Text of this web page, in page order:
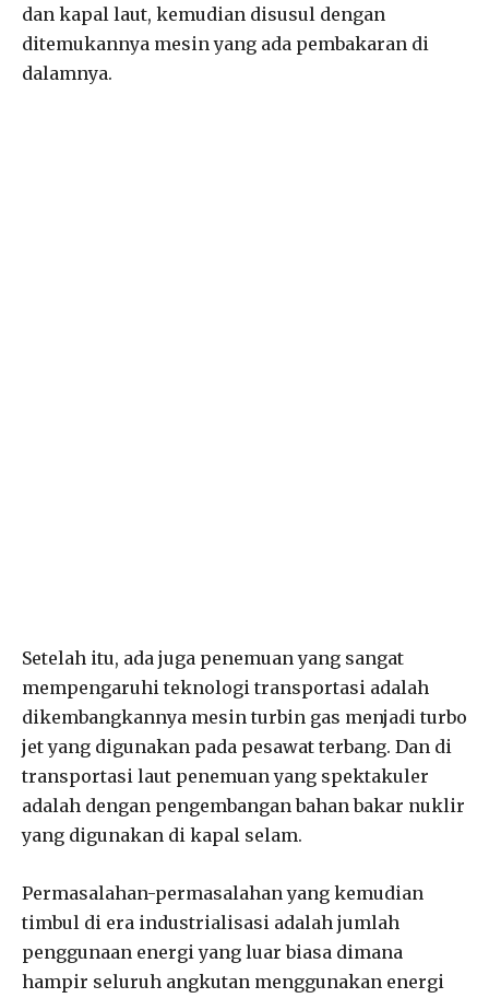
dan kapal laut, kemudian disusul dengan
ditemukannya mesin yang ada pembakaran di
dalamnya.
Setelah itu, ada juga penemuan yang sangat
mempengaruhi teknologi transportasi adalah
dikembangkannya mesin turbin gas menjadi turbo
jet yang digunakan pada pesawat terbang. Dan di
transportasi laut penemuan yang spektakuler
adalah dengan pengembangan bahan bakar nuklir
yang digunakan di kapal selam.
Permasalahan-permasalahan yang kemudian
timbul di era industrialisasi adalah jumlah
penggunaan energi yang luar biasa dimana
hampir seluruh angkutan menggunakan energi